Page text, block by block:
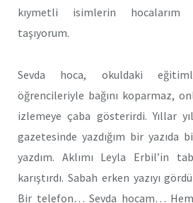
kıymetli isimlerin hocalarım
taşıyorum.
Sevda hoca, okuldaki
öğrencileriyle bağını koparmaz,
izlemeye çaba gösterirdi. Yıllar
gazetesinde yazdığım bir yazıda
yazdım. Aklımı Leyla Erbil’in
karıştırdı. Sabah erken yazıyı
Bir telefon… Sevda hocam…